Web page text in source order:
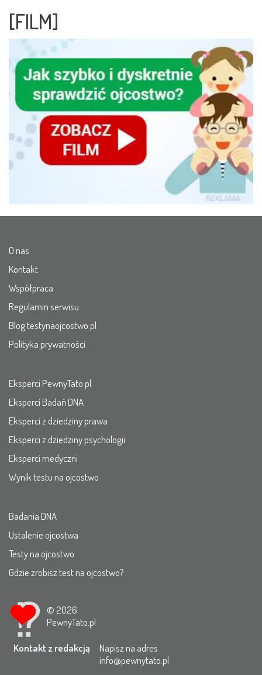
[FILM]
O nas
Kontakt
Współpraca
Regulamin serwisu
Blog testynaojcostwo.pl
Polityka prywatności
Eksperci PewnyTato.pl
Eksperci Badań DNA
Eksperci z dziedziny prawa
Eksperci z dziedziny psychologii
Eksperci medyczni
Wynik testu na ojcostwo
Badania DNA
Ustalenie ojcostwa
Testy na ojcostwo
Gdzie zrobisz test na ojcostwo?
© 2026
PewnyTato.pl
Kontakt z redakcją
Napisz na adres
info@pewnytato.pl